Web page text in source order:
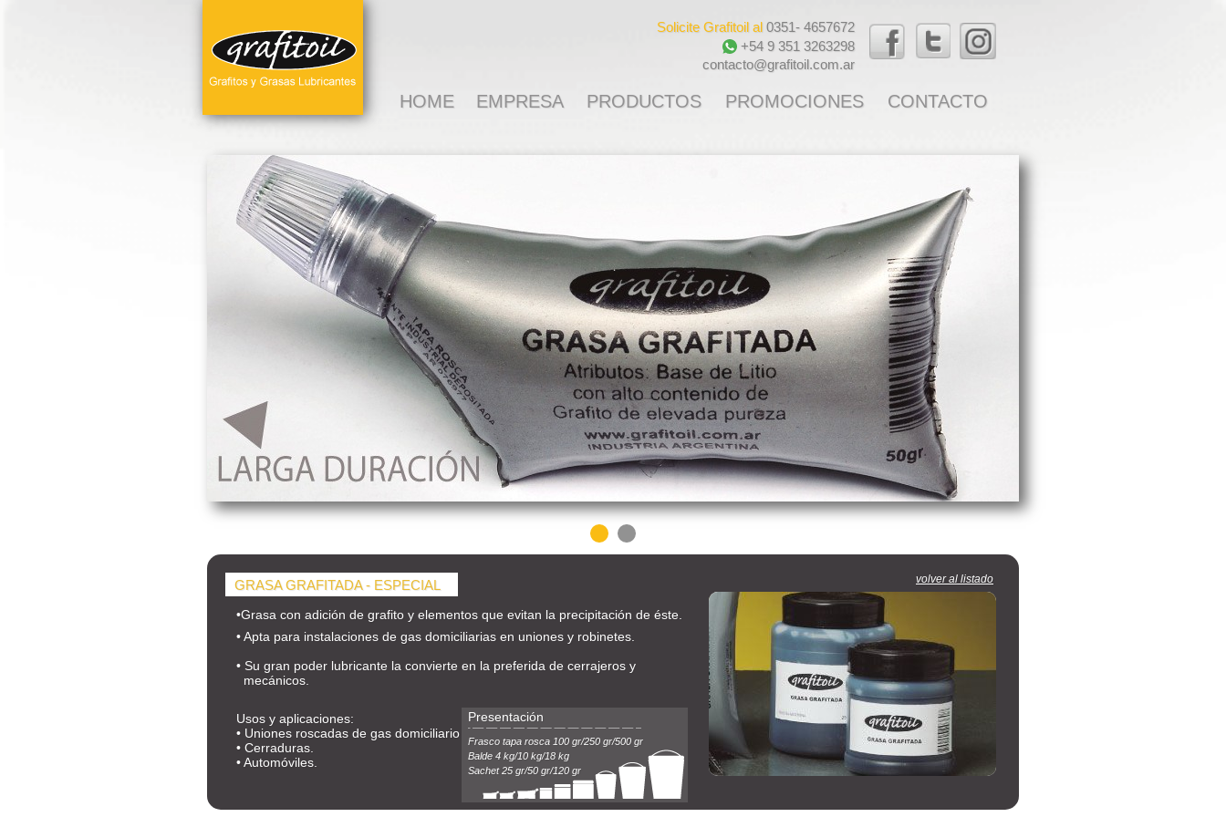
Solicite Grafitoil al 0351- 4657672
+54 9 351 3263298
contacto@grafitoil.com.ar
HOME EMPRESA PRODUCTOS PROMOCIONES CONTACTO
volver al listado
GRASA GRAFITADA - ESPECIAL
•Grasa con adición de grafito y elementos que evitan la precipitación de éste.
•Apta para instalaciones de gas domiciliarias en uniones y robinetes.
• Su gran poder lubricante la convierte en la preferida de cerrajeros y
mecánicos.
Usos y aplicaciones:
• Uniones roscadas de gas domiciliario
• Cerraduras.
• Automóviles.
Presentación
Frasco tapa rosca 100 gr/250 gr/500 gr
Balde 4 kg/10 kg/18 kg
Sachet 25 gr/50 gr/120 gr